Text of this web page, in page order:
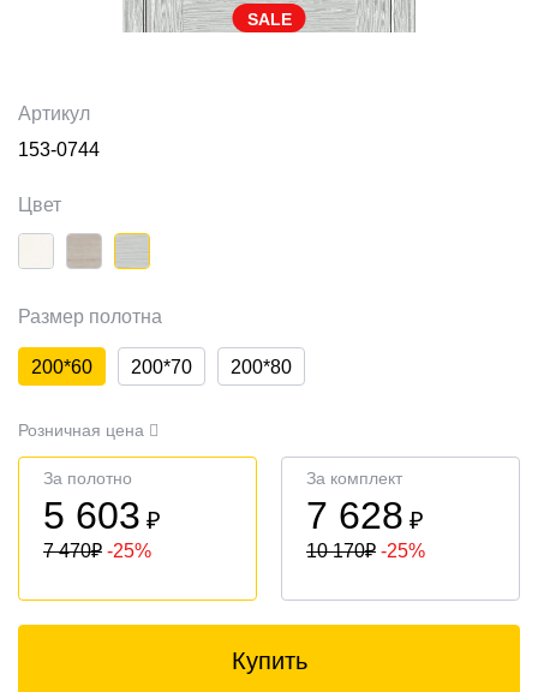
SALE
Артикул
153-0744
Цвет
Размер полотна
200*60 200*70 200*80
Розничная цена
За полотно
5 603 ₽
7 470₽ -25%
За комплект
7 628 ₽
10 170₽ -25%
Купить